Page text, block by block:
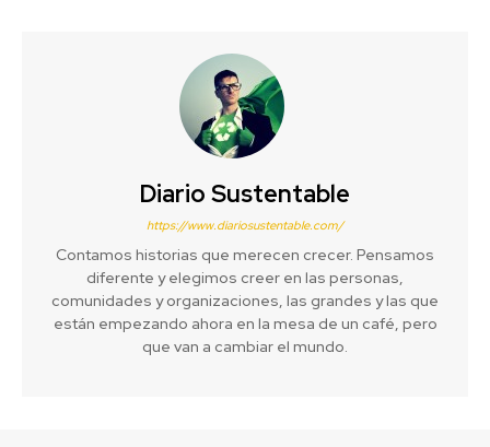
Diario Sustentable
https://www.diariosustentable.com/
Contamos historias que merecen crecer. Pensamos
diferente y elegimos creer en las personas,
comunidades y organizaciones, las grandes y las que
están empezando ahora en la mesa de un café, pero
que van a cambiar el mundo.